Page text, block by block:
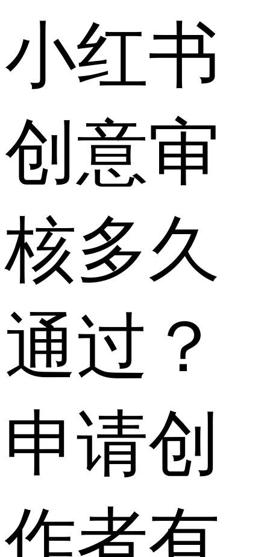
小红书
创意审
核多久
通过？
申请创